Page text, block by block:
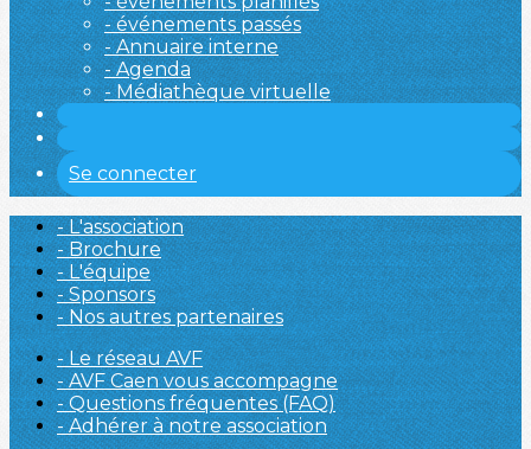
- événements passés
- Annuaire interne
- Agenda
- Médiathèque virtuelle
Se connecter
- L'association
- Brochure
- L'équipe
- Sponsors
- Nos autres partenaires
- Le réseau AVF
- AVF Caen vous accompagne
- Questions fréquentes (FAQ)
- Adhérer à notre association